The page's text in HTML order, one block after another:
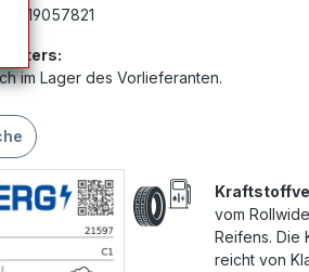
G19057821
im Lager des Vorlieferanten.
vom
Reifens. Die
reicht von